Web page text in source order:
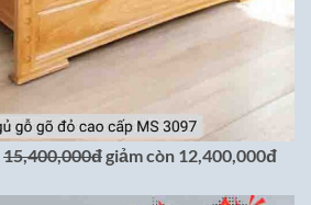
15,400,000đgiảm còn 12,400,000đ